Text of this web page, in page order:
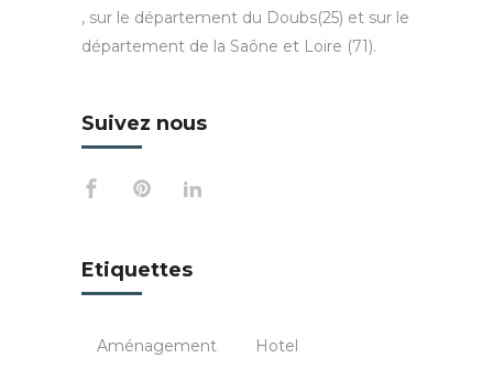
, sur le département du Doubs(25) et sur le
département de la Saône et Loire (71).
Suivez nous
Etiquettes
Aménagement Hotel